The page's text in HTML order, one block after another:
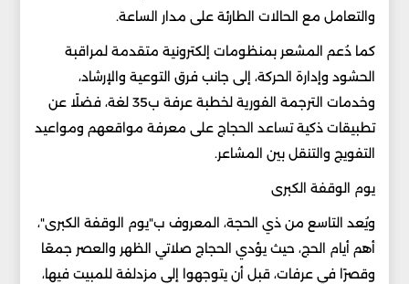
والتعامل مع الحالات الطارئة على مدار الساعة.
كما دُعم المشعر بمنظومات إلكترونية متقدمة لمراقبة
الحشود وإدارة الحركة، إلى جانب فرق التوعية والإرشاد،
وخدمات الترجمة الفورية لخطبة عرفة ب35 لغة، فضلًا عن
تطبيقات ذكية تساعد الحجاج على معرفة مواقعهم ومواعيد
التفويج والتنقل بين المشاعر.
يوم الوقفة الكبرى
ويُعد التاسع من ذي الحجة، المعروف ب"يوم الوقفة الكبرى"،
أهم أيام الحج، حيث يؤدي الحجاج صلاتي الظهر والعصر جمعًا
وقصرًا في عرفات، قبل أن يتوجهوا إلى مزدلفة للمبيت فيها،